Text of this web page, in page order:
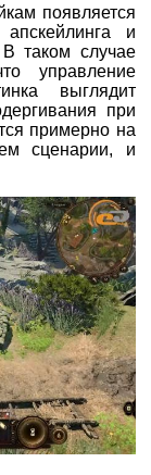
появляется
апскейлинга и
таком случае
управление
выглядит
при
примерно на
сценарии, и